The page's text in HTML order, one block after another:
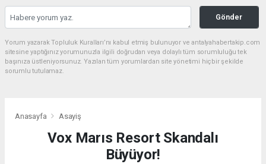
Gönder
Yorum yazarak Topluluk Kuralları’nı kabul etmiş bulunuyor ve antalyahabertakip.com
sitesine yaptığınız yorumunuzla ilgili doğrudan veya dolaylı tüm sorumluluğu tek
başınıza üstleniyorsunuz. Yazılan tüm yorumlardan site yönetimi hiçbir şekilde
sorumlu tutulamaz.
Anasayfa Asayiş
Vox Marıs Resort Skandalı
Büyüyor!